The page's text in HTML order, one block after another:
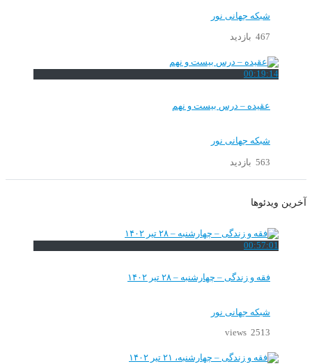
شبکه جهانی نور
467 بازدید
00:19:14
عقیده – درس بیست و نهم
شبکه جهانی نور
563 بازدید
آخرین ویدئوها
00:57:01
فقه و زندگی – چهارشنبه – ۲۸ تیر ۱۴۰۲
شبکه جهانی نور
2513 views